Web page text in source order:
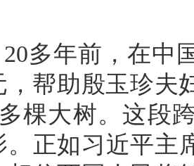
多年前，在中
，帮助殷玉珍
棵大树。这段
。正如习近平主